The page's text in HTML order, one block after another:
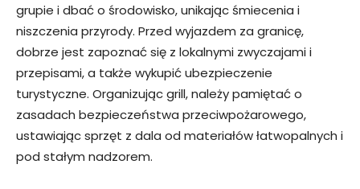
grupie i dbać o środowisko, unikając śmiecenia i
niszczenia przyrody. Przed wyjazdem za granicę,
dobrze jest zapoznać się z lokalnymi zwyczajami i
przepisami, a także wykupić ubezpieczenie
turystyczne. Organizując grill, należy pamiętać o
zasadach bezpieczeństwa przeciwpożarowego,
ustawiając sprzęt z dala od materiałów łatwopalnych i
pod stałym nadzorem.